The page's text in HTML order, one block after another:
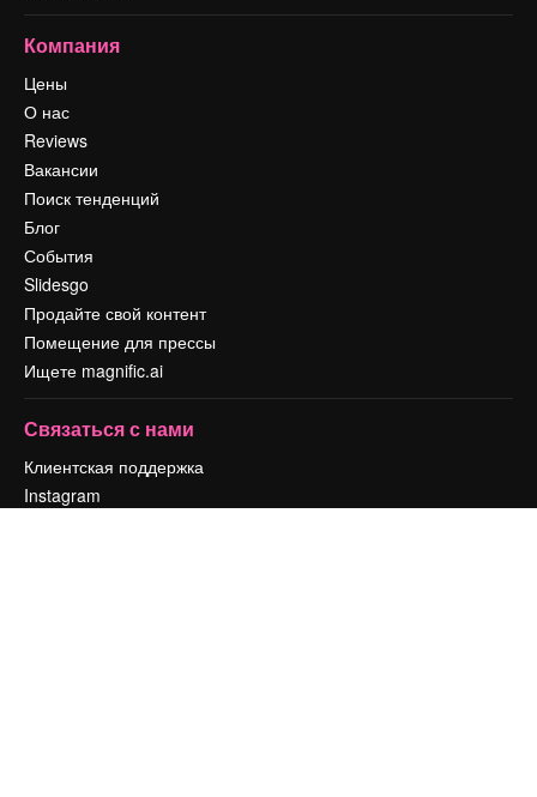
Компания
Цены
О нас
Reviews
Вакансии
Поиск тенденций
Блог
События
Slidesgo
Продайте свой контент
Помещение для прессы
Ищете magnific.ai
Связаться с нами
Клиентская поддержка
Instagram